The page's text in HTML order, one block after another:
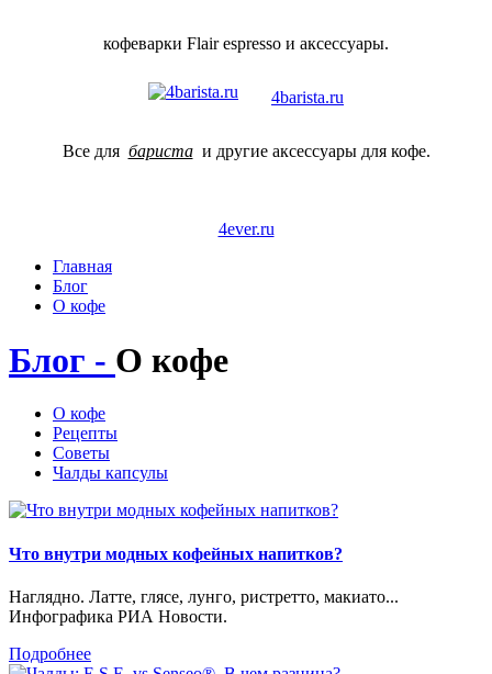
кофеварки Flair espresso и аксессуары.
4barista.ru
Все для баристаи другие аксессуары для кофе.
4ever.ru
Главная
Блог
О кофе
Блог - О кофе
О кофе
Рецепты
Советы
Чалды капсулы
Что внутри модных кофейных напитков?
Наглядно. Латте, глясе, лунго, ристретто, макиато...
Инфографика РИА Новости.
Подробнее